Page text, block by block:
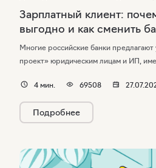
Зарплатный клиент:
выгодно и как сменить
Многие российские банки предлагают
проект» юридическим лицам и ИП,
сотрудникам по специальному тарифу
стандартная комиссия за вывод
физических лиц. Держатели
Подробнее
4 мин. 69508